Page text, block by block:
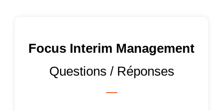
Focus Interim Management
Questions / Réponses